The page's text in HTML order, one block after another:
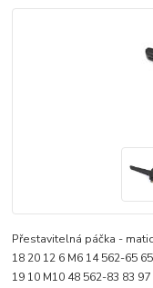
Přestavitelná páčka -
18 20 12 6 M6 14 562-65
19 10 M10 48 562-83 83